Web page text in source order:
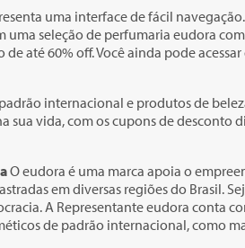
uma interface de fácil
uma seleção de perfumaria eudora
até 60% off. Você ainda pode
internacional e produtos de
sua vida, com os cupons de
O eudora é uma marca apoia o
em diversas regiões do Brasil.
A Representante eudora conta
de padrão internacional, como